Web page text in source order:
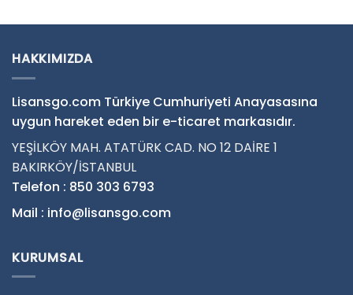
HAKKIMIZDA
Lisansgo.com Türkiye Cumhuriyeti Anayasasına
uygun hareket eden bir e-ticaret markasıdır.
YEŞİLKÖY MAH. ATATÜRK CAD. NO 12 DAİRE 1
BAKIRKÖY/İSTANBUL
Telefon : 850 303 6793
Mail : info@lisansgo.com
KURUMSAL